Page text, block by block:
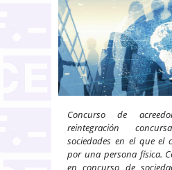
Concurso de
reintegración
sociedades en el que el
por una persona física.
en concurso de